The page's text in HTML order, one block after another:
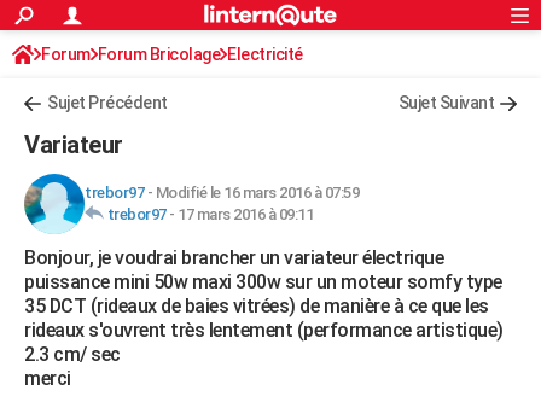
ACTUALITÉS
Politique
Société
Faits Divers
Education
Monde
Villes
+
FINANCE
Retraite
Impôts
Epargne
Immobilier
Risques naturels par ville
Banque
Assurance
Crédit
AUTO
Essais
Réserver un essai
Citadines
Berlines
SUV
Forum auto
+HIGH-TECH
Mobiles
Meilleur smartphone
Internet
Ordinateurs
Jeux vidéo
Guide high-tech
+BRICOLAGE
Forum
Aménagement intérieur
Extérieur
Cuisine
Salle de bains
Jardinage
Rangement
WEEK-END
S'inscrire
Connexion
Forum Forum Bricolage Electricité
Sujet Précédent Sujet Suivant
Variateur
trebor97- Modifié le 16 mars 2016 à 07:59
trebor97- 17 mars 2016 à 09:11
Bonjour, je voudrai brancher un variateur électrique
puissance mini 50w maxi 300w sur un moteur somfy type
35 DCT (rideaux de baies vitrées) de manière à ce que les
rideaux s'ouvrent très lentement (performance artistique)
2.3 cm/ sec
merci